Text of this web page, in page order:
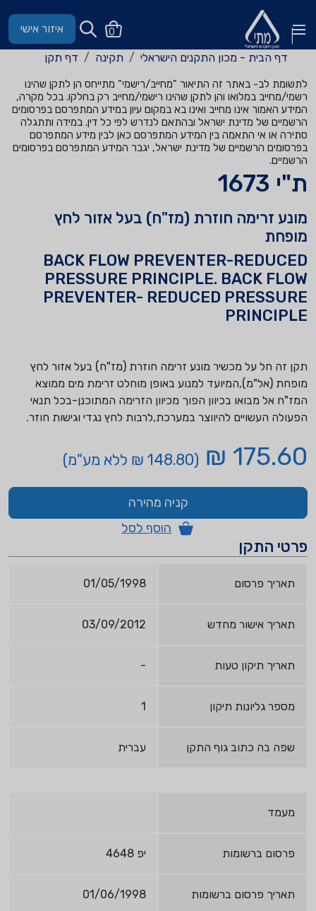
0 איזור אישי
דף הבית - מכון התקנים הישראלי תקינה דף תקן
לתשומת לב- באתר זה התיאור "מחייב/רישמי" מתייחס הן לתקן שהינו
רשמי/מחייב במלואו והן לתקן שהינו רישמי/מחייב רק בחלקו. בכל מקרה,
המידע האמור אינו מחייב ואינו בא במקום עיון במידע המתפרסם בפרסומים
הרשמיים של מדינת ישראל ובהתאם לנדרש לפי כל דין. במידה ותתגלה
סתירה או אי התאמה בין המידע המתפרסם כאן לבין מידע המתפרסם
בפרסומים הרשמיים של מדינת ישראל, יגבר המידע המתפרסם בפרסומים
הרשמיים.
ת"י 1673
מונע זרימה חוזרת (מז"ח) בעל אזור לחץ
מופחת
BACK FLOW PREVENTER-REDUCED
PRESSURE PRINCIPLE. BACK FLOW
PREVENTER- REDUCED PRESSURE
PRINCIPLE
תקן זה חל על מכשיר מונע זרימה חוזרת (מז"ח) בעל אזור לחץ
מופחת (אל"מ),המיועד למנוע באופן מוחלט זרימת מים ממוצא
המז"ח אל מבואו בכיוון הפוך מכיוון הזרימה המתוכנן-בכל תנאי
הפעולה העשויים להיווצר במערכת,לרבות לחץ נגדי וגישות חוזר.
175.60 ₪ (148.80 ₪ ללא מע"מ)
קניה מהירה
הוסף לסל
פרטי התקן
תאריך פרסום 01/05/1998
תאריך אישור מחדש 03/09/2012
תאריך תיקון טעות -
מספר גליונות תיקון 1
שפה בה כתוב גוף התקן עברית
מעמד
פרסום ברשומות יפ 4648
תאריך פרסום ברשומות 01/06/1998